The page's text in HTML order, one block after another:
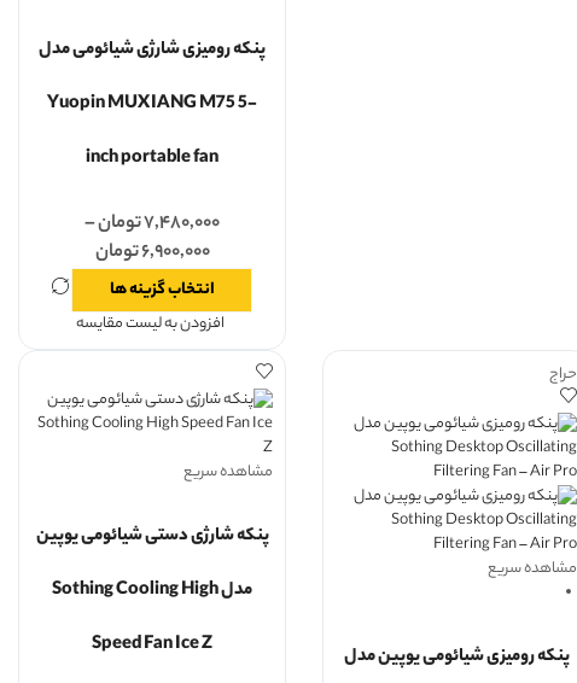
پنکه رومیزی شارژی شیائومی مدل
Yuopin MUXIANG M75 5-
inch portable fan
۷,۴۸۰,۰۰۰تومان–
۶,۹۰۰,۰۰۰تومان
انتخاب گزینه ها
افزودن به لیست مقایسه
حراج
مشاهده سریع
پنکه رومیزی شیائومی یوپین مدل
مشاهده سریع
پنکه شارژی دستی شیائومی یوپین
مدل Sothing Cooling High
Speed Fan Ice Z